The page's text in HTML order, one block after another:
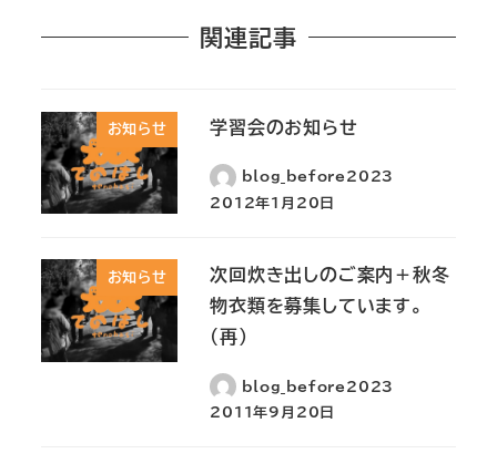
関連記事
お知らせ 学習会のお知らせ
blog_before2023
2012年1月20日
お知らせ
次回炊き出しのご案内＋秋冬
物衣類を募集しています。
(再)
blog_before2023
2011年9月20日